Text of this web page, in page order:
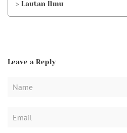
> Lautan Ilmu
Leave a Reply